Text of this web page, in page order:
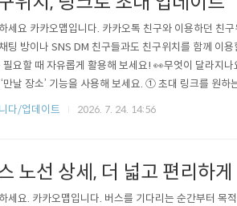
세요 카카오맵입니다. 카카오톡 친구와 이용하던 친
팅 방이나 SNS DM 친구들과도 친구위치를 함께 이
필요할 때 자유롭게 활용해 보세요! 👀무엇이 달라지
만날 장소’ 기능을 사용해 보세요. ① 초대 링크를 원
만들기를 클릭하고, 화면 상단의 ‘링크로 초대하기’
다/업데이트 2026. 7. 24. 14:56
노선 상세, 더 넓고 편리하게
세요. 카카오맵입니다. 버스를 기다리는 순간부터 목